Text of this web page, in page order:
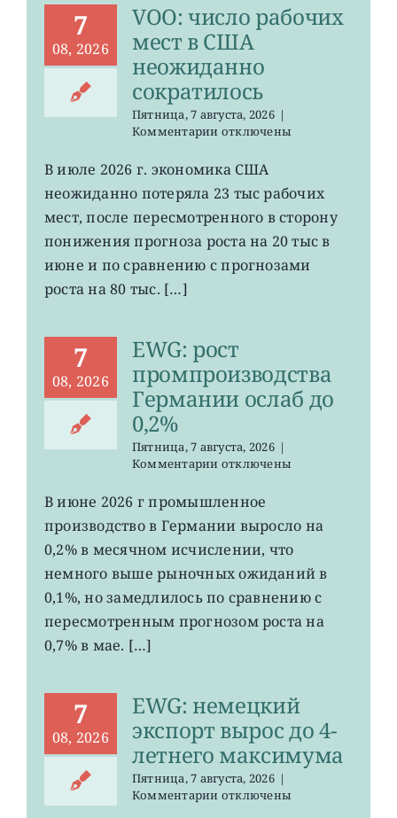
7
08, 2026
VOO: число рабочих
мест в США
неожиданно
сократилось
Пятница, 7 августа, 2026 |
Комментариик
VOO:
рабочих
мест
США
неожиданно
отключены
В июле 2026 г. экономика США
неожиданно потеряла 23 тыс рабочих
мест, после пересмотренного в сторону
понижения прогноза роста на 20 тыс в
июне и по сравнению с прогнозами
роста на 80 тыс. […]
7
08, 2026
EWG: рост
промпроизводства
Германии ослаб до
0,2%
Пятница, 7 августа, 2026 |
Комментариик
EWG:
рост
промпроизводства
Германии
до
0,2%
отключены
В июне 2026 г промышленное
производство в Германии выросло на
0,2% в месячном исчислении, что
немного выше рыночных ожиданий в
0,1%, но замедлилось по сравнению с
пересмотренным прогнозом роста на
0,7% в мае. […]
7
08, 2026
EWG: немецкий
экспорт вырос до 4-
летнего максимума
Пятница, 7 августа, 2026 |
Комментариикотключены